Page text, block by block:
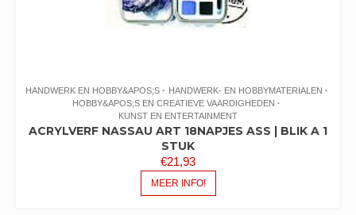
HANDWERK EN HOBBY&APOS;S
HANDWERK- EN HOBBYMATERIALEN
HOBBY&APOS;S EN CREATIEVE VAARDIGHEDEN
KUNST EN ENTERTAINMENT
ACRYLVERF NASSAU ART 18NAPJES ASS | BLIK A 1
STUK
€21,93
MEER INFO!